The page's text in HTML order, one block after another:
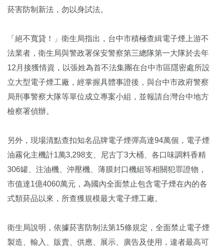
菸害防制新法，勿以身試法。
「絕不寬貸！」衛生局指出，台中市積極查緝電子煙上游不
法業者，衛生局與警政署保安警察第三總隊第一大隊於去年
12月接獲情資，以張姓為首不法集團在台中市區隱密處所設
立大型電子煙工廠，經掌握具體事證後，與台中市政府警察
局刑事警察大隊等單位成立專案小組，並報請台灣台中地方
檢察署偵辦。
另外，現場清點查扣知名品牌電子煙彈高達94萬個，電子煙
油霧化主機計1萬3,298支、尼古丁3大桶、各口味調料香精
306罐、注油機、沖壓機、薄膜封口機組等相關犯罪證物，
市值達1億4060萬元，為國內全面禁止包含電子煙在內的各
式類菸品以來，所查獲規模最大電子煙工廠。
衛生局說明，依據菸害防制法第15條規定，全面禁止電子煙
製造、輸入、販賣、供應、展示、廣告及使用，違者最高可